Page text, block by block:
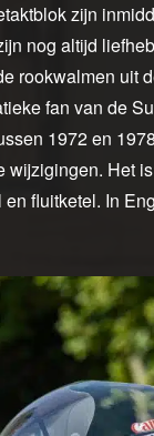
zijn
nog altijd
rookwalmen uit
fan van de
1972 en
wijzigingen. Het
fluitketel. In